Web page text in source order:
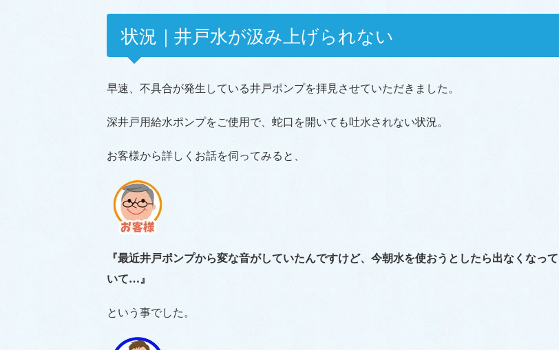
状況｜井戸水が汲み上げられない
早速、不具合が発生している井戸ポンプを拝見させていただきました。
深井戸用給水ポンプをご使用で、蛇口を開いても吐水されない状況。
お客様から詳しくお話を伺ってみると、
『最近井戸ポンプから変な音がしていたんですけど、今朝水を使おうとしたら出なくなって
いて…』
という事でした。